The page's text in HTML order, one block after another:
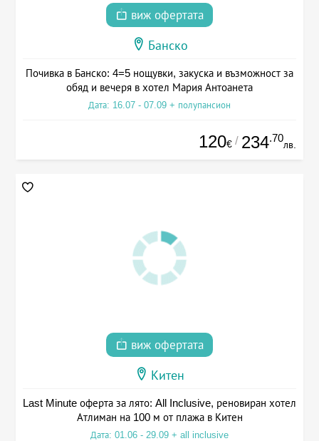
виж офертата
Банско
Почивка в Банско: 4=5 нощувки, закуска и възможност за
обяд и вечеря в хотел Мария Антоанета
Дата: 16.07 - 07.09 + полупансион
120€ / 234.70
лв.
виж офертата
Китен
Last Minute оферта за лято: All Inclusive, реновиран хотел
Атлиман на 100 м от плажа в Китен
Дата: 01.06 - 29.09 + all inclusive